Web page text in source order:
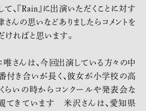
て、『Rain』に出演いただくことに対す
さんの思いなどありましたらコメントを
ければと思います。
：唯さんは、今回出演している方々の中
付き合いが長く、彼女が小学校の高
らいの時からコンクールや発表会な
てきています 米沢さんは、愛知県